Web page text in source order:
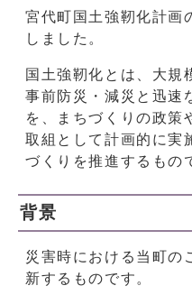
宮代町国土強靭化計画
しました。
国土強靭化とは、大規
事前防災・減災と迅速
を、まちづくりの政策
取組として計画的に実
づくりを推進するもの
背景
災害時における当町の
新するものです。